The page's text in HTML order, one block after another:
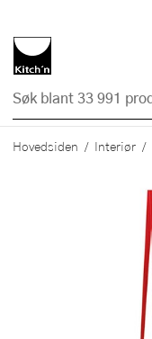
Hovedsiden Interiør